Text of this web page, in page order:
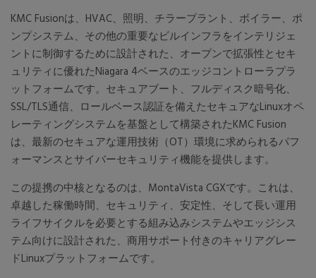
KMC Fusionは、HVAC、照明、チラープラント、ボイラー、ポ
ンプシステム、その他の重要なビルインフラをインテリジェ
ントに制御するために設計された、オープンで拡張性とセキ
ュリティに優れたNiagara 4ベースのエッジコントローラプラ
ットフォームです。セキュアブート、フルディスク暗号化、
SSL/TLS通信、ロールベース認証を備えたセキュアなLinuxオペ
レーティングシステムを基盤として構築されたKMC Fusion
は、最新のセキュアな運用技術（OT）環境に求められるパフ
ォーマンスとサイバーセキュリティ機能を提供します。
この提携の中核となるのは、MontaVista CGXです。これは、
卓越した稼働時間、セキュリティ、安定性、そして長い運用
ライフサイクルを必要とする組み込みシステムやエッジシス
テム向けに設計された、商用サポート付きのキャリアグレー
ドLinuxプラットフォームです。